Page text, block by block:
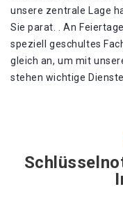
unsere zentrale Lage
Sie parat. . An
speziell geschultes
gleich an, um mit
stehen wichtige